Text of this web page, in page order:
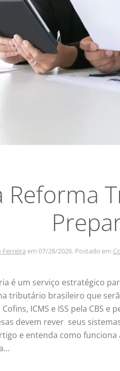
Reforma
Ferreira em 07/28/2026. Postado em
é um serviço estratégico
tributário brasileiro que
ICMS e ISS pela CBS e
devem rever seus
e entenda como